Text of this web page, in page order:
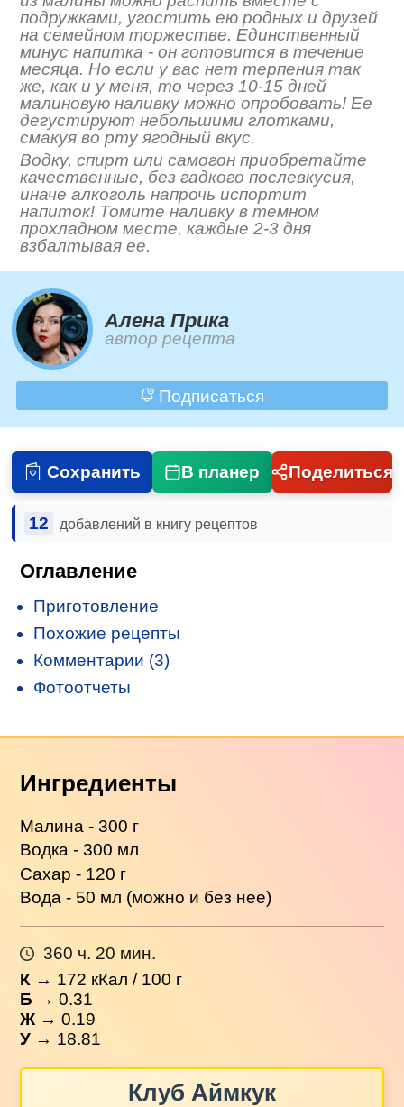
подружками, угостить ею родных и друзей
на семейном торжестве. Единственный
минус напитка - он готовится в течение
месяца. Но если у вас нет терпения так
же, как и у меня, то через 10-15 дней
малиновую наливку можно опробовать! Ее
дегустируют небольшими глотками,
смакуя во рту ягодный вкус.
Водку, спирт или самогон приобретайте
качественные, без гадкого послевкусия,
иначе алкоголь напрочь испортит
напиток! Томите наливку в темном
прохладном месте, каждые 2-3 дня
взбалтывая ее.
Алена Прика
автор рецепта
Подписаться
Сохранить В планер Поделиться
12 добавлений в книгу рецептов
Оглавление
Приготовление
Похожие рецепты
Комментарии (3)
Фотоотчеты
Ингредиенты
Малина - 300 г
Водка - 300 мл
Сахар - 120 г
Вода - 50 мл (можно и без нее)
360 ч. 20 мин.
К → 172 кКал / 100 г
Б → 0.31
Ж → 0.19
У → 18.81
Клуб Аймкук